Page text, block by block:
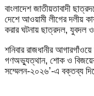
বাংলাদেশ জাতীয়তাবাদী
দেশে আওয়ামী লীগের দলীয়
করার ঘটনায় ছাত্রদল, যুবদল
শনিবার রাজধানীর
গণঅভ্যুত্থান, শোক ও
সম্মেলন-২০২৬’-এ বক্তব্য